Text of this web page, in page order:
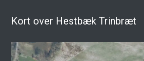
Kort over Hestbæk Trinbræt